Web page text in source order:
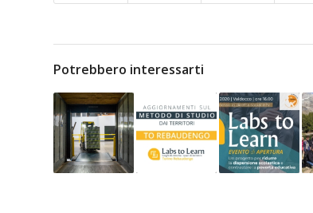
Potrebbero interessarti